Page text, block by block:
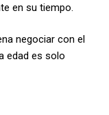
en su tiempo.
negociar con el
edad es solo